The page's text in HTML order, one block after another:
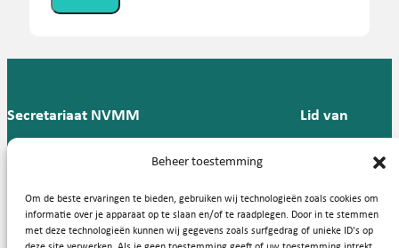
Beheer toestemming
Om de beste ervaringen te bieden, gebruiken wij technologieën zoals cookies om
informatie over je apparaat op te slaan en/of te raadplegen. Door in te stemmen
met deze technologieën kunnen wij gegevens zoals surfgedrag of unieke ID's op
Secretariaat NVMM
Groningen
T: 088 -
57
Lid van